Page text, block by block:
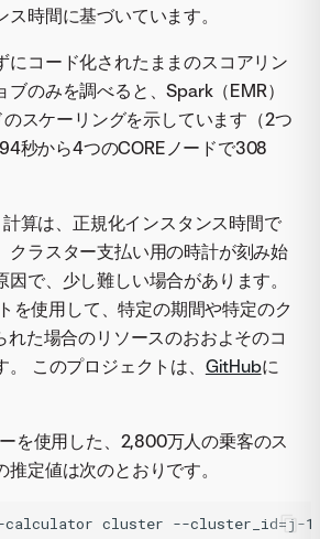
時間に基づいています。
にコード化されたままのスコアリン
のみを調べると、Spark（EMR）
スケーリングを示しています（2つ
秒から4つのCOREノードで308
算は、正規化インスタンス時間で
クラスター支払い用の時計が刻み始
で、少し難しい場合があります。
を使用して、特定の期間や特定のク
れた場合のリソースのおおよそのコ
このプロジェクトは、 GitHubに
を使用した、2,800万人の乗客のス
定値は次のとおりです。
cluster --cluster_id=j-